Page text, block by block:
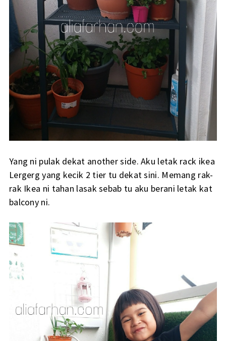
Yang ni pulak dekat another side. Aku letak rack ikea
Lergerg yang kecik 2 tier tu dekat sini. Memang rak-
rak Ikea ni tahan lasak sebab tu aku berani letak kat
balcony ni.